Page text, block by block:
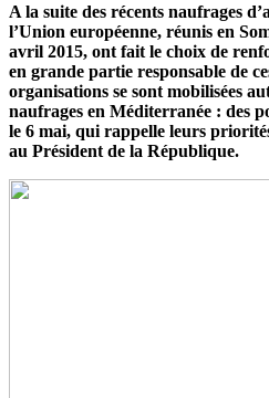
A la suite des récents naufrages
l’Union européenne, réunis en
avril 2015, ont fait le choix de
en grande partie responsable de
organisations se sont mobilisées
naufrages en Méditerranée : des
le 6 mai, qui rappelle leurs
au Président de la République.